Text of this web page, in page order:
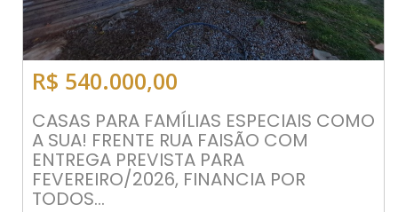
R$ 540.000,00
CASAS PARA FAMÍLIAS ESPECIAIS COMO
A SUA! FRENTE RUA FAISÃO COM
ENTREGA PREVISTA PARA
FEVEREIRO/2026, FINANCIA POR
TODOS...